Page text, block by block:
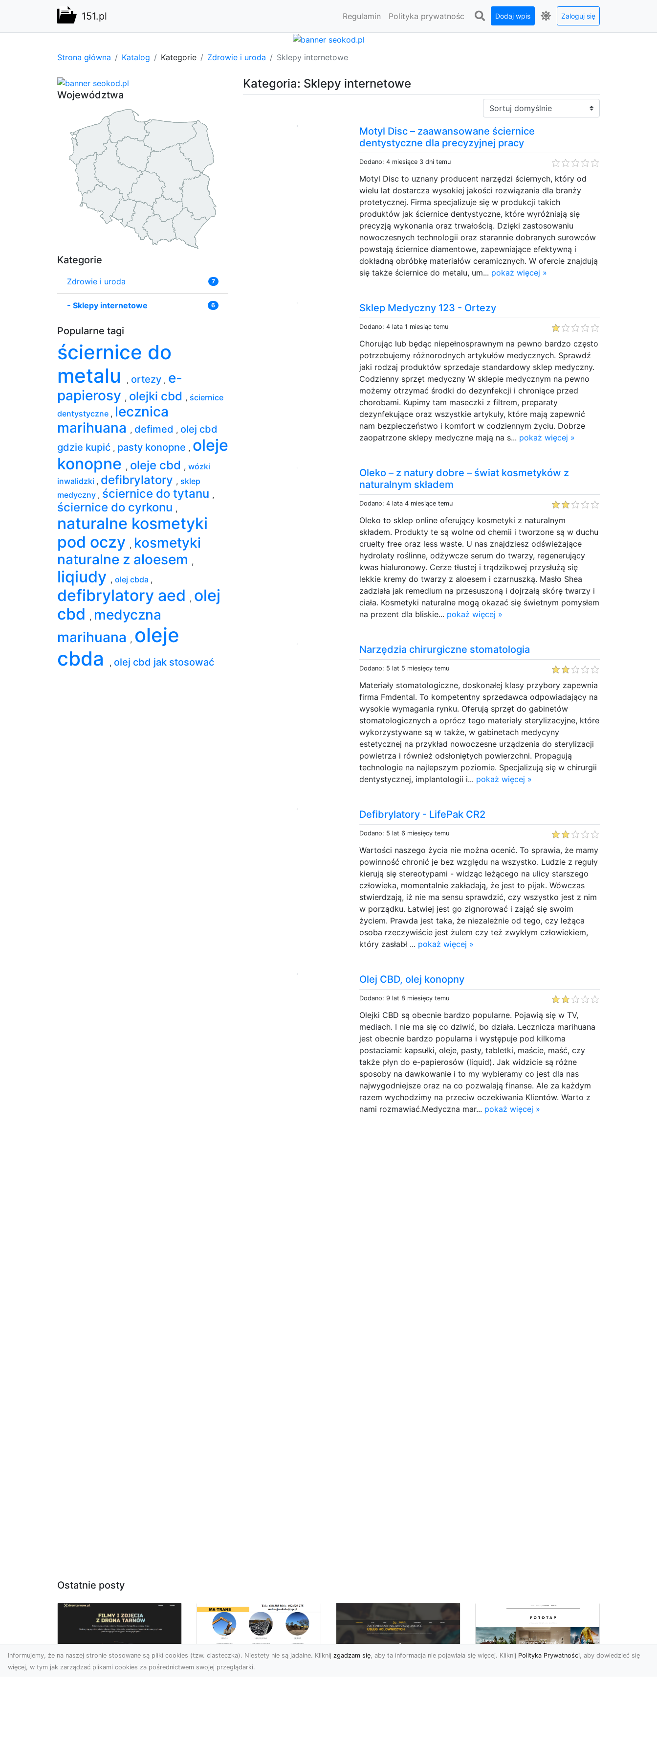
151.pl Regulamin Polityka prywatnośc Dodaj wpis Zaloguj się
Strona główna Katalog Kategorie Zdrowie i uroda Sklepy internetowe
Kategoria: Sklepy internetowe
Sortuj:
Motyl Disc – zaawansowane ściernice
dentystyczne dla precyzyjnej pracy
Dodano: 4 miesiące 3 dni temu
Motyl Disc to uznany producent narzędzi ściernych, który od
wielu lat dostarcza wysokiej jakości rozwiązania dla branży
protetycznej. Firma specjalizuje się w produkcji takich
produktów jak ściernice dentystyczne, które wyróżniają się
precyzją wykonania oraz trwałością. Dzięki zastosowaniu
nowoczesnych technologii oraz starannie dobranych surowców
powstają ściernice diamentowe, zapewniające efektywną i
dokładną obróbkę materiałów ceramicznych. W ofercie znajdują
się także ściernice do metalu, um... pokaż więcej »
Sklep Medyczny 123 - Ortezy
Dodano: 4 lata 1 miesiąc temu
Chorując lub będąc niepełnosprawnym na pewno bardzo często
potrzebujemy różnorodnych artykułów medycznych. Sprawdź
jaki rodzaj produktów sprzedaje standardowy sklep medyczny.
Codzienny sprzęt medyczny W sklepie medycznym na pewno
możemy otrzymać środki do dezynfekcji i chroniące przed
chorobami. Kupimy tam maseczki z filtrem, preparaty
dezynfekujące oraz wszystkie artykuły, które mają zapewnić
nam bezpieczeństwo i komfort w codziennym życiu. Dobrze
zaopatrzone sklepy medyczne mają na s... pokaż więcej »
Oleko – z natury dobre – świat kosmetyków z
naturalnym składem
Dodano: 4 lata 4 miesiące temu
Oleko to sklep online oferujący kosmetyki z naturalnym
składem. Produkty te są wolne od chemii i tworzone są w duchu
cruelty free oraz less waste. U nas znajdziesz odświeżające
hydrolaty roślinne, odżywcze serum do twarzy, regenerujący
kwas hialuronowy. Cerze tłustej i trądzikowej przysłużą się
lekkie kremy do twarzy z aloesem i czarnuszką. Masło Shea
zadziała jak remedium na przesuszoną i dojrzałą skórę twarzy i
ciała. Kosmetyki naturalne mogą okazać się świetnym pomysłem
na prezent dla bliskie... pokaż więcej »
Narzędzia chirurgiczne stomatologia
Dodano: 5 lat 5 miesięcy temu
Materiały stomatologiczne, doskonałej klasy przybory zapewnia
firma Fmdental. To kompetentny sprzedawca odpowiadający na
wysokie wymagania rynku. Oferują sprzęt do gabinetów
stomatologicznych a oprócz tego materiały sterylizacyjne, które
wykorzystywane są w także, w gabinetach medycyny
estetycznej na przykład nowoczesne urządzenia do sterylizacji
powietrza i również odsłoniętych powierzchni. Propagują
technologie na najlepszym poziomie. Specjalizują się w chirurgii
dentystycznej, implantologii i... pokaż więcej »
Defibrylatory - LifePak CR2
Dodano: 5 lat 6 miesięcy temu
Wartości naszego życia nie można ocenić. To sprawia, że mamy
powinność chronić je bez względu na wszystko. Ludzie z reguły
kierują się stereotypami - widząc leżącego na ulicy starszego
człowieka, momentalnie zakładają, że jest to pijak. Wówczas
stwierdzają, iż nie ma sensu sprawdzić, czy wszystko jest z nim
w porządku. Łatwiej jest go zignorować i zająć się swoim
życiem. Prawda jest taka, że niezależnie od tego, czy leżąca
osoba rzeczywiście jest żulem czy też zwykłym człowiekiem,
który zasłabł ... pokaż więcej »
Olej CBD, olej konopny
Dodano: 9 lat 8 miesięcy temu
Olejki CBD są obecnie bardzo popularne. Pojawią się w TV,
mediach. I nie ma się co dziwić, bo działa. Lecznicza marihuana
jest obecnie bardzo popularna i występuje pod kilkoma
postaciami: kapsułki, oleje, pasty, tabletki, maście, maść, czy
także płyn do e-papierosów (liquid). Jak widzicie są różne
sposoby na dawkowanie i to my wybieramy co jest dla nas
najwygodniejsze oraz na co pozwalają finanse. Ale za każdym
razem wychodzimy na przeciw oczekiwania Klientów. Warto z
nami rozmawiać.Medyczna mar... pokaż więcej »
Województwa
Kategorie
Zdrowie i uroda 7
- Sklepy internetowe 6
Popularne tagi
ściernice do
metalu
, ortezy , e-
papierosy , olejki cbd , ściernice
dentystyczne , lecznica
marihuana , defimed , olej cbd
gdzie kupić , pasty konopne , oleje
konopne , oleje cbd , wózki
inwalidzki , defibrylatory , sklep
medyczny , ściernice do tytanu ,
ściernice do cyrkonu ,
naturalne kosmetyki
pod oczy , kosmetyki
naturalne z aloesem ,
liqiudy , olej cbda ,
defibrylatory aed , olej
cbd , medyczna
marihuana , oleje
cbda
, olej cbd jak stosować
Ostatnie posty
Informujemy, że na naszej stronie stosowane są pliki cookies (tzw. ciasteczka). Niestety nie są jadalne. Kliknij zgadzam się, aby ta informacja nie pojawiała się więcej. Kliknij Polityka Prywatności, aby dowiedzieć się
więcej, w tym jak zarządzać plikami cookies za pośrednictwem swojej przeglądarki.